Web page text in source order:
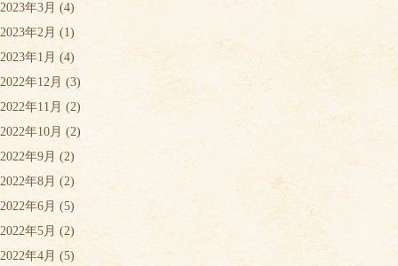
2023年3月(4)
2023年2月 (1)
2023年1月 (4)
2022年12月(3)
2022年11月 (2)
2022年10月 (2)
2022年9月(2)
2022年8月(2)
2022年6月 (5)
2022年5月 (2)
2022年4月 (5)